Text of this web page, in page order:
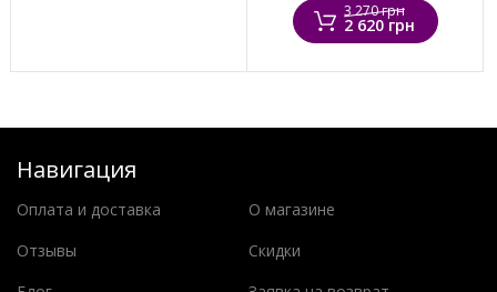
3 270 грн
2 620 грн
Навигация
Оплата и доставка
О магазине
Отзывы
Скидки